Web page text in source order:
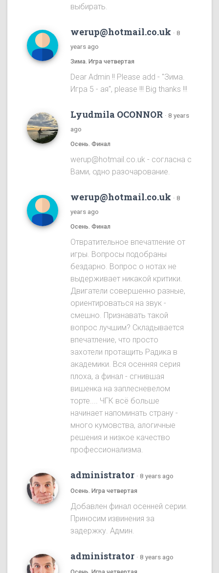
выбирать.
werup@hotmail.co.uk · 8
years ago
Зима. Игра четвертая
Dear Admin !! Please add - "Зима.
Игра 5 - ая", please !!! Big thanks !!!
Lyudmila OCONNOR · 8 years
ago
Осень. Финал
werup@hotmail.co.uk - согласна с
Вами, одно разочарование.
werup@hotmail.co.uk · 8
years ago
Осень. Финал
Отвратительное впечатление от
игры. Вопросы подобраны
бездарно. Вопрос о нотах не
выдерживает никакой критики.
Двигатели совершенно разные,
ориентироваться на звук -
смешно. Признавать такой
вопрос лучшим? Складывается
впечатление, что просто
захотели протащить Радика в
академики. Вся осенняя серия
плоха, а финал - сгнившая
вишенка на заплесневелом
торте.... ЧГК всё больше
начинает напоминать страну -
много кумовства, алогичные
решения и низкое качество
профессионализма.
administrator · 8 years ago
Осень. Игра четвертая
Добавлен финал осенней серии.
Приносим извинения за
задержку. Админ.
administrator · 8 years ago